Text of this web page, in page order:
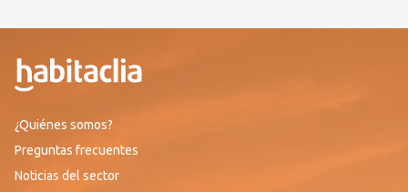
¿Quiénes somos?
Preguntas frecuentes
Noticias del sector